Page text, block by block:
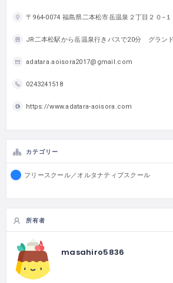
〒964-0074 福島県二本松市岳温泉２丁目２０−１
JR二本松駅から岳温泉行きバスで20分 グラン
adatara.aoisora2017@gmail.com
0243241518
https://www.adatara-aoisora.com
カテゴリー
フリースクール／オルタナティブスクール
所有者
masahiro5836